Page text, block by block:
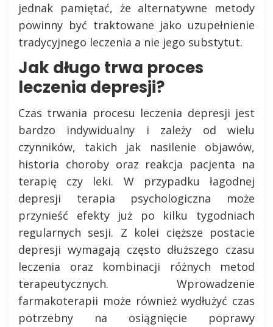
jednak pamiętać, że alternatywne metody
powinny być traktowane jako uzupełnienie
tradycyjnego leczenia a nie jego substytut.
Jak długo trwa proces
leczenia depresji?
Czas trwania procesu leczenia depresji jest
bardzo indywidualny i zależy od wielu
czynników, takich jak nasilenie objawów,
historia choroby oraz reakcja pacjenta na
terapię czy leki. W przypadku łagodnej
depresji terapia psychologiczna może
przynieść efekty już po kilku tygodniach
regularnych sesji. Z kolei cięższe postacie
depresji wymagają często dłuższego czasu
leczenia oraz kombinacji różnych metod
terapeutycznych. Wprowadzenie
farmakoterapii może również wydłużyć czas
potrzebny na osiągnięcie poprawy